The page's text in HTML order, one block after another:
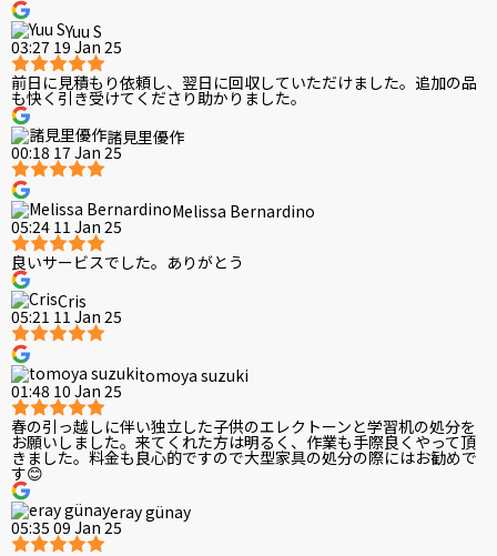
Yuu S
03:27 19 Jan 25
前日に見積もり依頼し、翌日に回収していただけました。追加の品
も快く引き受けてくださり助かりました。
諸見里優作
00:18 17 Jan 25
Melissa Bernardino
05:24 11 Jan 25
良いサービスでした。ありがとう
Cris
05:21 11 Jan 25
tomoya suzuki
01:48 10 Jan 25
春の引っ越しに伴い独立した子供のエレクトーンと学習机の処分を
お願いしました。来てくれた方は明るく、作業も手際良くやって頂
きました。料金も良心的ですので大型家具の処分の際にはお勧めで
す😊
eray günay
05:35 09 Jan 25